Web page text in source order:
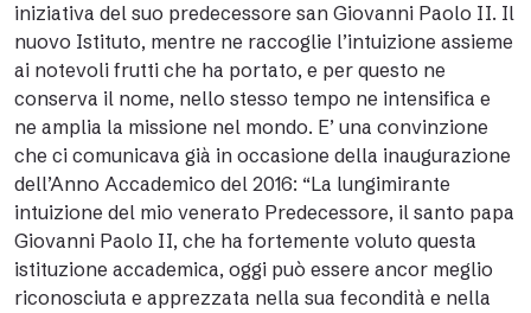
iniziativa del suo predecessore san Giovanni Paolo II. Il
nuovo Istituto, mentre ne raccoglie l’intuizione assieme
ai notevoli frutti che ha portato, e per questo ne
conserva il nome, nello stesso tempo ne intensifica e
ne amplia la missione nel mondo. E’ una convinzione
che ci comunicava già in occasione della inaugurazione
dell’Anno Accademico del 2016: “La lungimirante
intuizione del mio venerato Predecessore, il santo papa
Giovanni Paolo II, che ha fortemente voluto questa
istituzione accademica, oggi può essere ancor meglio
riconosciuta e apprezzata nella sua fecondità e nella